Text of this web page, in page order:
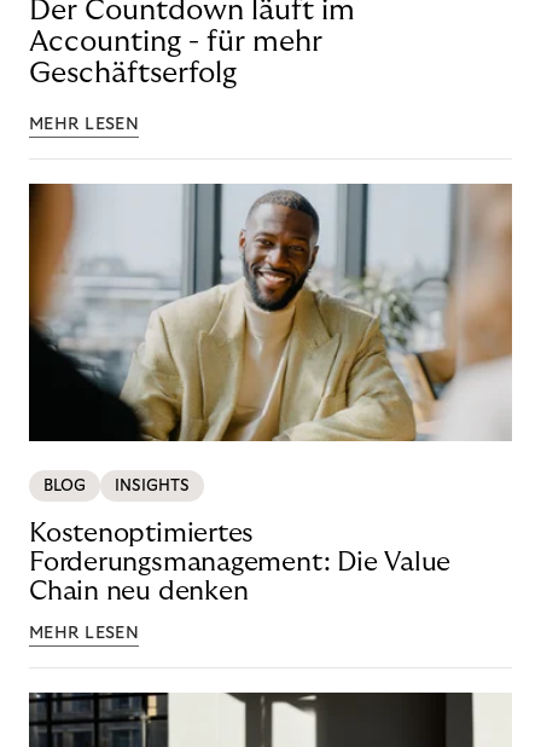
Der Countdown läuft im
Accounting - für mehr
Geschäftserfolg
MEHR LESEN
BLOG INSIGHTS
Kostenoptimiertes
Forderungsmanagement: Die Value
Chain neu denken
MEHR LESEN